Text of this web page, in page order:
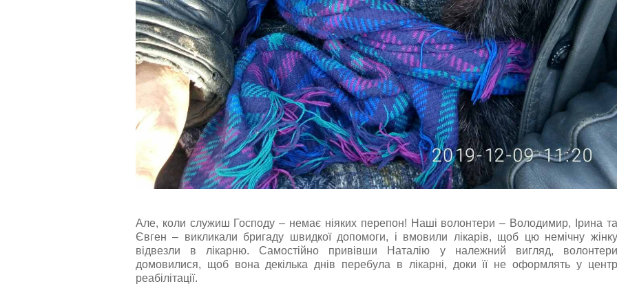
Але, коли служиш Господу – немає ніяких перепон! Наші волонтери – Володимир, Ірина та
Євген – викликали бригаду швидкої допомоги, і вмовили лікарів, щоб цю немічну жінку
відвезли в лікарню. Самостійно привівши Наталію у належний вигляд, волонтери
домовилися, щоб вона декілька днів перебула в лікарні, доки її не оформлять у центр
реабілітації.